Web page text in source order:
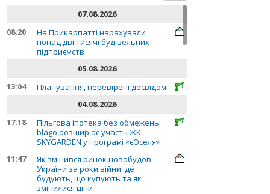
07.08.2026
08:20
На Прикарпатті нарахували
понад дві тисячі будівельних
підприємств
05.08.2026
13:04
Планування, перевірені досвідом
04.08.2026
17:18
Пільгова іпотека без обмежень:
blago розширює участь ЖК
SKYGARDEN у програмі «єОселя»
11:47
Як змінився ринок новобудов
України за роки війни: де
будують, що купують та як
змінилися ціни